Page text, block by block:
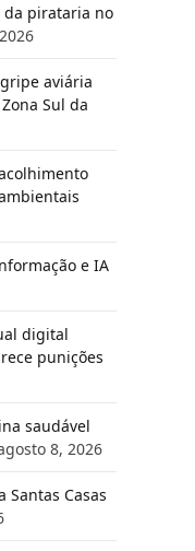
da pirataria no
aviária
Sul da
e IA
digital
punições
saudável
8, 2026
Casas